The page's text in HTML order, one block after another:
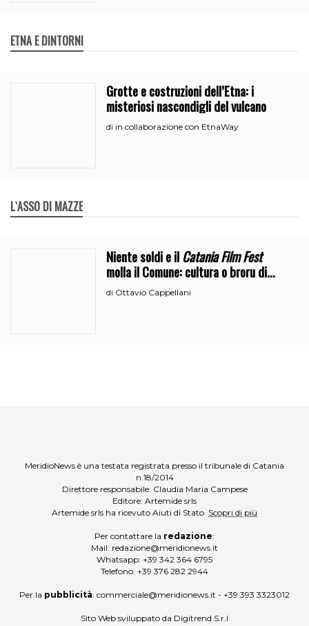
ETNA E DINTORNI
Grotte e costruzioni dell’Etna: i
misteriosi nascondigli del vulcano
di in collaborazione con EtnaWay
L`ASSO DI MAZZE
Niente soldi e ilCatania Film Fest
molla il Comune: cultura o broru di
ciciri?
di Ottavio Cappellani
MeridioNews è una testata registrata presso il tribunale di Catania
n.18/2014
Direttore responsabile: Claudia Maria Campese
Editore: Artemide srls
Artemide srls ha ricevuto Aiuti di Stato Scopri di più
Per contattare la redazione:
Mail: redazione@meridionews.it
Whatsapp: +39 342 364 6795
Telefono: +39 376 282 2944
Per la pubblicità: commerciale@meridionews.it - +39 393 3323012
Sito Web sviluppato da Digitrend S.r.l